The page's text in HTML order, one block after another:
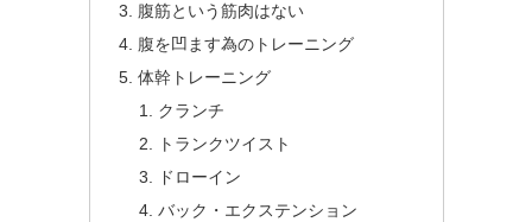
腹筋という筋肉はない
腹を凹ます為のトレーニング
体幹トレーニング
クランチ
トランクツイスト
ドローイン
バック・エクステンション